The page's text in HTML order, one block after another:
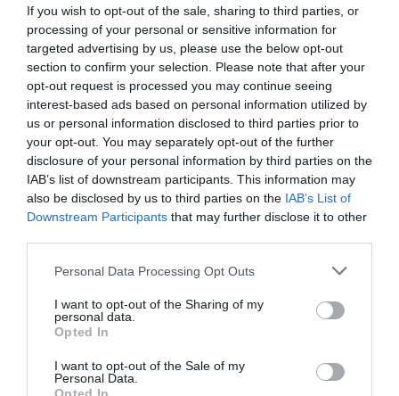
If you wish to opt-out of the sale, sharing to third parties, or
processing of your personal or sensitive information for
targeted advertising by us, please use the below opt-out
section to confirm your selection. Please note that after your
opt-out request is processed you may continue seeing
interest-based ads based on personal information utilized by
us or personal information disclosed to third parties prior to
your opt-out. You may separately opt-out of the further
disclosure of your personal information by third parties on the
IAB’s list of downstream participants. This information may
also be disclosed by us to third parties on the IAB’s List of
Downstream Participants that may further disclose it to other
Please note that this website/app uses one or more Google
not limited to your visit or usage behaviour. You may click to
grant or deny consent to Google and its third-party tags to
use your data for below specified purposes in below Google
consent section.
Personal Data Processing Opt Outs
I want to opt-out of the Sharing of my
personal data.
Opted In
I want to opt-out of the Sale of my
Personal Data.
Πρωταθλητής Ελλάδας ο
Παναθηναϊκός!
Ο Σύλλογος αναδείχτηκε πρωταθλητής Ελλάδας στο
ποδόσφαιρο ακρωτηριασμένων καθώς επικράτησε στον
τελικό στη Λάρισα με 1-0 κόντρα στον Ηρόδικο.-Αυτός ήταν
ο 1853ος τίτλος για το «τριφύλλι»!